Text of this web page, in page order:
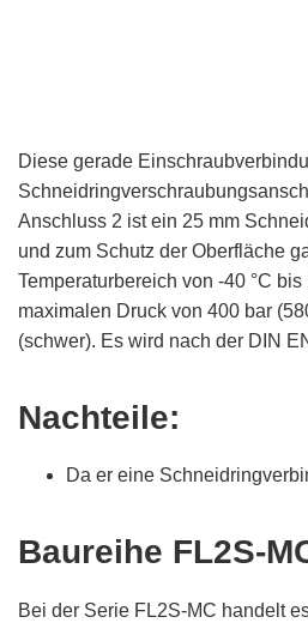
Diese gerade
Anschluss 2 ist ein 25 mm
und zum Schutz der Oberfläche
Temperaturbereich von -40 °C
maximalen Druck von 400 bar
(schwer). Es wird nach der DIN
Nachteile:
Da er eine
Baureihe FL2S-
Bei der Serie FL2S-MC handelt